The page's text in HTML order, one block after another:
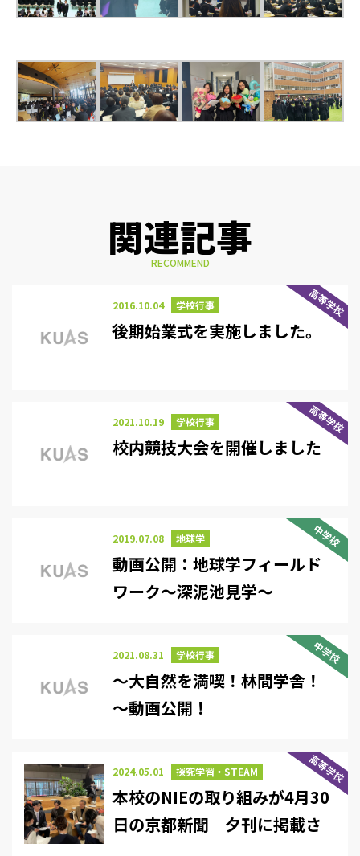
関連記事
RECOMMEND
高等学校
2016.10.04 学校行事
後期始業式を実施しました。
高等学校
2021.10.19 学校行事
校内競技大会を開催しました
中学校
2019.07.08 地球学
動画公開：地球学フィールド
ワーク～深泥池見学～
中学校
2021.08.31 学校行事
～大自然を満喫！林間学舎！
～動画公開！
高等学校
2024.05.01 探究学習・STEAM
本校のNIEの取り組みが4月30
日の京都新聞 夕刊に掲載さ